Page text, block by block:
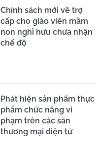
Chính sách mới về trợ
cấp cho giáo viên mầm
non nghỉ hưu chưa nhận
chế độ
Phát hiện sản phẩm thực
phẩm chức năng vi
phạm trên các sàn
thương mại điện tử